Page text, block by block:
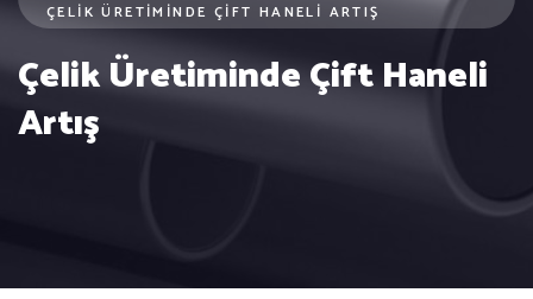
ÇELIK ÜRETIMINDE ÇIFT HANELI ARTIŞ
Çelik Üretiminde Çift Haneli
Artış